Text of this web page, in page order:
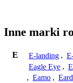
Inne marki
E E-landing ,
Eagle Eye ,
, Eamo ,